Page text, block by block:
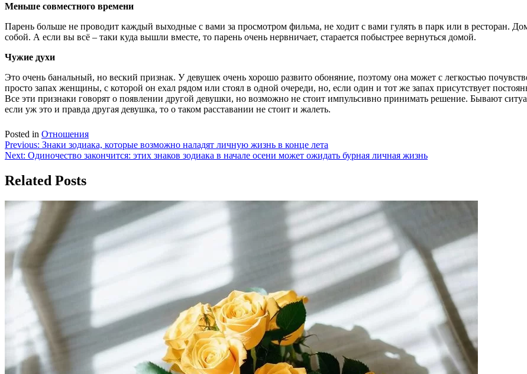
Меньше совместного времени
Парень больше не проводит каждый выходные с вами за просмотром фильма, не ходит с вами гулять в парк или в ресторан.
собой. А если вы всё – таки куда вышли вместе, то парень очень нервничает, старается побыстрее вернуться домой.
Чужие духи
Это очень банальный, но веский признак. У девушек очень хорошо развито обоняние, поэтому она может с легкостью
просто запах женщины, с которой он ехал рядом или стоял в одной очереди, но, если один и тот же запах присутствует
Все эти признаки говорят о появлении другой девушки, но возможно не стоит импульсивно принимать решение. Бывают
если уж это и правда другая девушка, то о таком расставании не стоит и жалеть.
Posted in Отношения
Навигация
по
записям
Previous: Знаки зодиака, которые возможно наладят личную жизнь в конце лета
Next: Одиночество закончится: этих знаков зодиака в начале осени может ожидать бурная личная жизнь
Related Posts